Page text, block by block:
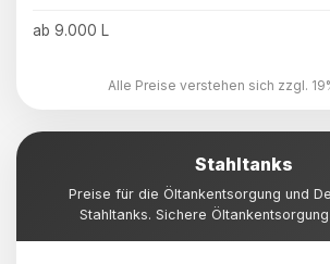
ab 9.000 L
Alle Preise verstehen sich zzgl.
Stahltanks
Preise für die Öltankentsorgung und
Stahltanks. Sichere